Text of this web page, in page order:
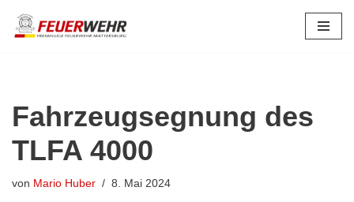
Zum
Fahrzeugsegnung des
TLFA 4000
von Mario Huber 8. Mai 2024